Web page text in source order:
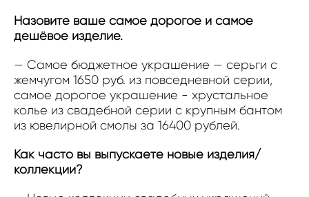
Назовите ваше самое дорогое и самое
дешёвое изделие.
— Самое бюджетное украшение — серьги с
жемчугом 1650 руб. из повседневной серии,
самое дорогое украшение - хрустальное
колье из свадебной серии с крупным бантом
из ювелирной смолы за 16400 рублей.
Как часто вы выпускаете новые изделия/
коллекции?